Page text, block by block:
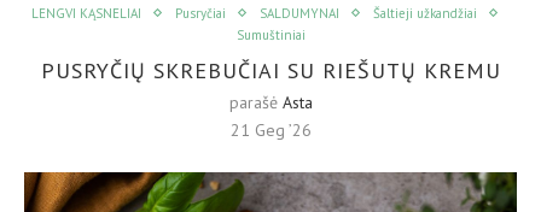
LENGVI KĄSNELIAI Pusryčiai SALDUMYNAI
Šaltieji užkandžiai
Sumuštiniai
PUSRYČIŲ SKREBUČIAI SU RIEŠUTŲ KREMU
parašė Asta
21 Geg ’26